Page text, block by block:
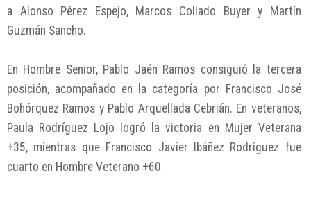
a Alonso Pérez Espejo, Marcos Collado Buyer y Martín
Guzmán Sancho.
En Hombre Senior, Pablo Jaén Ramos consiguió la tercera
posición, acompañado en la categoría por Francisco José
Bohórquez Ramos y Pablo Arquellada Cebrián. En veteranos,
Paula Rodríguez Lojo logró la victoria en Mujer Veterana
+35, mientras que Francisco Javier Ibáñez Rodríguez fue
cuarto en Hombre Veterano +60.